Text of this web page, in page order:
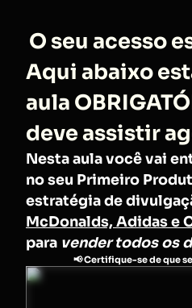
O seu acesso
Aqui abaixo
aula
deve assistir
Nesta aula você vai
no seu Primeiro
estratégia de
McDonalds, Adidas e
para vender todos os
📢 Certifique-se de que